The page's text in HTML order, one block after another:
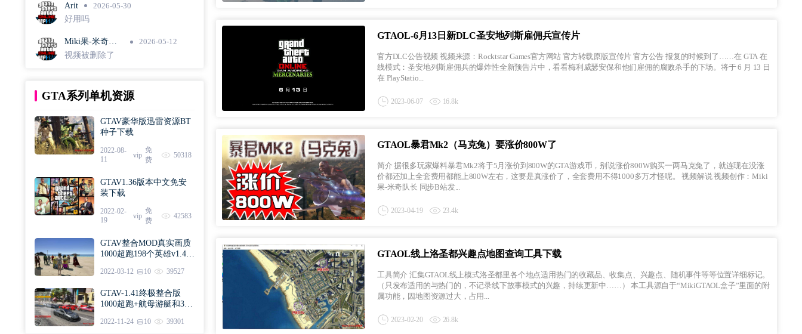
Arit
2026-05-30
好用吗
Miki果-米奇队
长
2026-05-12
视频被删除了
GTA系列单机资源
GTAV豪华版迅雷资源BT
种子下载
2022-08-
11
vip
免
费
50318
GTAV1.36版本中文免安
装下载
2022-02-
19
vip
免
费
42583
GTAV整合MOD真实画质
1000超跑198个英雄v1.41
2022-03-12 10 39527
GTAV-1.41终极整合版
1000超跑+航母游艇和300
2022-11-24 10 39301
GTAOL-6月13日新DLC圣安地列斯雇佣兵宣传片
官方DLC公告视频 视频来源：Rocktstar Games官方网站 官方转载原版宣传片 官方公告 报复的时候到了……在 GTA 在
线模式：圣安地列斯雇佣兵的爆炸性全新预告片中，看看梅利威瑟安保和他们雇佣的腐败杀手的下场。将于 6 月 13 日
在 PlayStatio...
2023-06-07 16.8k
GTAOL暴君Mk2（马克兔）要涨价800W了
简介 据很多玩家爆料暴君Mk2将于5月涨价到800W的GTA游戏币，别说涨价800W购买一两马克兔了，就连现在没涨
价都还加上全套费用都能上800W左右，这要是真涨价了，全套费用不得1000多万才怪呢。 视频解说 视频创作：Miki
果-米奇队长 同步B站发...
2023-04-19 23.4k
GTAOL线上洛圣都兴趣点地图查询工具下载
工具简介 汇集GTAOL线上模式洛圣都里各个地点适用热门的收藏品、收集点、兴趣点、随机事件等等位置详细标记。
（只发布适用的与热门的，不记录线下故事模式的兴趣，持续更新中……） 本工具源自于“MikiGTAOL盒子”里面的附
属功能，因地图资源过大，占用...
2023-02-20 26.8k